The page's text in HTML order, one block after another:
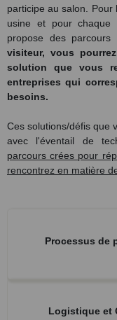
participe au salon.
usine et pour chaque
propose des parcours
visiteur, vous
solution que vous
entreprises qui
besoins.
Ces solutions/défis que
avec l'éventail de
parcours crées pour
rencontrez en matière
Processus de
Logistique et